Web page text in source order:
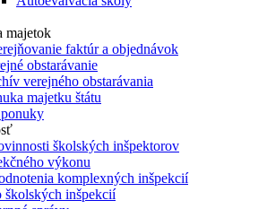
majetok
faktúr a objednávok
obstarávanie
verejného obstarávania
majetku štátu
školských inšpektorov
výkonu
komplexných inšpekcií
školských inšpekcií